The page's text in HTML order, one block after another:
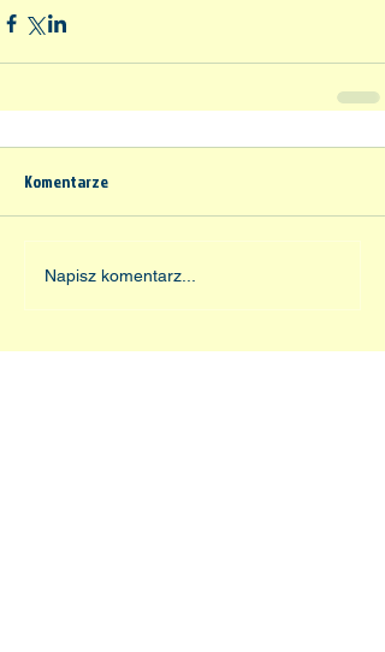
Komentarze
Napisz komentarz...